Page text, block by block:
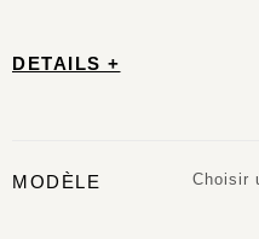
DETAILS +
MODÈLE Choisir